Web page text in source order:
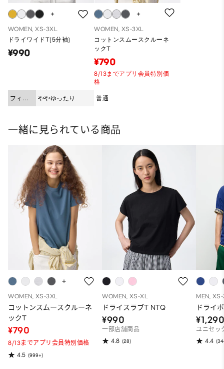
WOMEN, XS-3XL
ドライワイドT(5分袖)
¥990
フィッ
ト
ややゆったり
WOMEN, XS-3XL
コットンスムースクルーネ
ックT
¥790
8/13までアプリ会員特別価
格
普通
一緒に見られている商品
WOMEN, XS-3XL
コットンスムースクルーネ
ックT
¥790
8/13までアプリ会員特別価格
4.5 (999+)
WOMEN, XS-XL
ドライスラブT NTQ
¥990
一部店舗商品
4.8 (28)
MEN,
ドライ
ユニセッ
4.4